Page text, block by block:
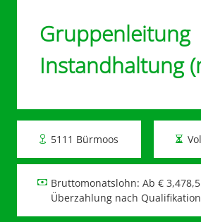
Gruppenleitung
Instandhaltung
5111 Bürmoos
Bruttomonatslohn: Ab €
Überzahlung nach Qualifikation